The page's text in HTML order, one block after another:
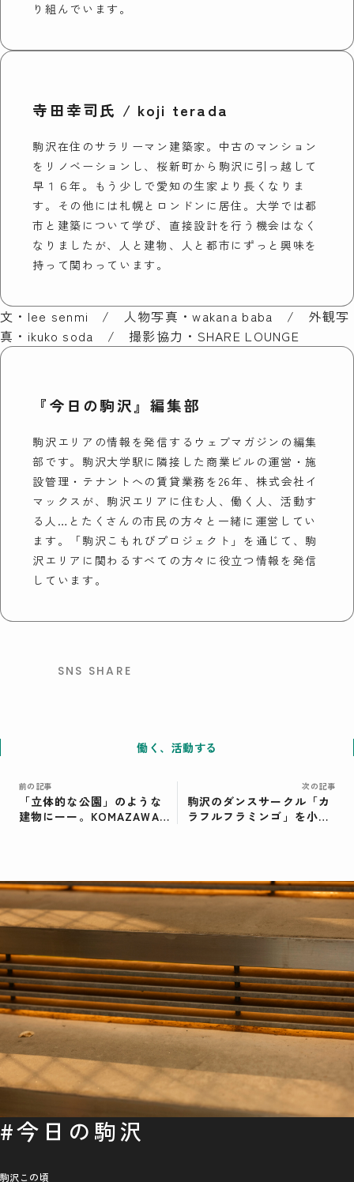
り組んでいます。
寺田幸司氏 / koji terada
駒沢在住のサラリーマン建築家。中古のマンション
をリノベーションし、桜新町から駒沢に引っ越して
早１６年。もう少しで愛知の生家より長くなりま
す。その他には札幌とロンドンに居住。大学では都
市と建築について学び、直接設計を行う機会はなく
なりましたが、人と建物、人と都市にずっと興味を
持って関わっています。
文・lee senmi / 人物写真・wakana baba / 外観写
真・ikuko soda / 撮影協力・SHARE LOUNGE
『今日の駒沢』編集部
駒沢エリアの情報を発信するウェブマガジンの編集
部です。駒沢大学駅に隣接した商業ビルの運営・施
設管理・テナントへの賃貸業務を26年、株式会社イ
マックスが、駒沢エリアに住む人、働く人、活動す
る人…とたくさんの市民の方々と一緒に運営してい
ます。「駒沢こもれびプロジェクト」を通じて、駒
沢エリアに関わるすべての方々に役立つ情報を発信
しています。
SNS SHARE
働く、活動する
前の記事
「立体的な公園」のような
建物にーー。KOMAZAWA
次の記事
駒沢のダンスサークル「カ
ラフルフラミンゴ」を小学
#今日の駒沢
駒沢この頃